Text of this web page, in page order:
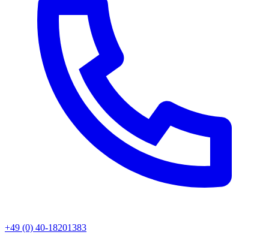
+49 (0) 40-18201383